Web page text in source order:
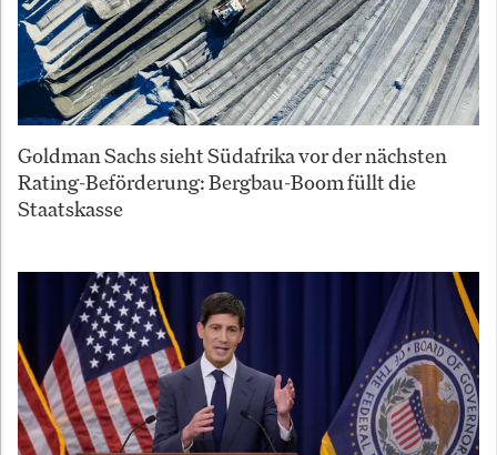
Goldman Sachs sieht Südafrika vor der nächsten
Rating-Beförderung: Bergbau-Boom füllt die
Staatskasse